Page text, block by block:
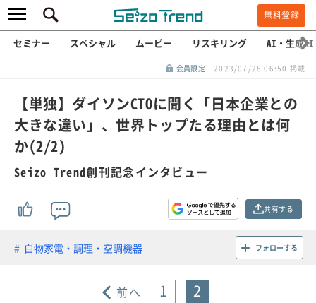
無料登録
セミナー スペシャル ムービー リスキリング AI・生成AI
会員限定 2023/07/28 06:50 掲載
【単独】ダイソンCTOに聞く「日本企業との
大きな違い」、世界トップたる理由とは何
か(2/2)
Seizo Trend創刊記念インタビュー
共有する
白物家電・調理・空調機器 フォローする
前へ 1 2